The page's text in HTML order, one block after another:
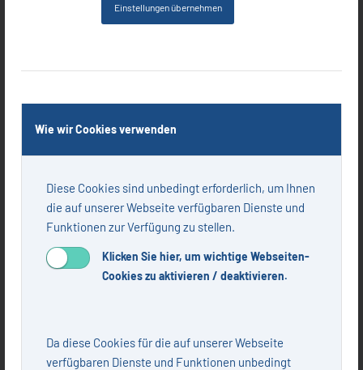
Einstellungen übernehmen
Wie wir Cookies verwenden
Diese Cookies sind unbedingt erforderlich, um Ihnen
die auf unserer Webseite verfügbaren Dienste und
Funktionen zur Verfügung zu stellen.
Klicken Sie hier, um wichtige Webseiten-
Cookies zu aktivieren / deaktivieren.
Da diese Cookies für die auf unserer Webseite
verfügbaren Dienste und Funktionen unbedingt
Ausgabe 1+2.2022, Aufbruch, DEUTSCHLAND KANN
DIGITAL!